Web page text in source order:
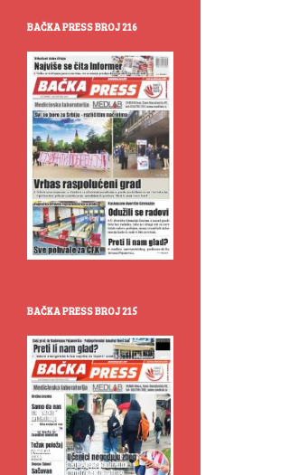
BAČKA PRESS BROJ 216
BAČKA PRESS BROJ 215